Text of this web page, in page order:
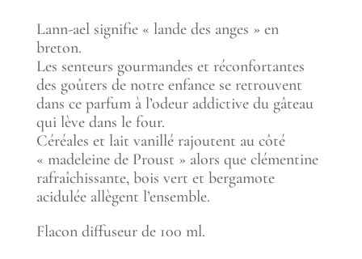
Lann-ael signifie « lande des anges » en
breton.
Les senteurs gourmandes et réconfortantes
des goûters de notre enfance se retrouvent
dans ce parfum à l’odeur addictive du gâteau
qui lève dans le four.
Céréales et lait vanillé rajoutent au côté
« madeleine de Proust » alors que clémentine
rafraîchissante, bois vert et bergamote
acidulée allègent l’ensemble.
Flacon diffuseur de 100 ml.